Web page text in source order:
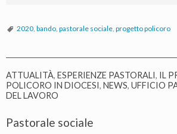
2020 bando pastorale sociale progetto policoro
ATTUALITÀ, ESPERIENZE PASTORALI, IL
POLICORO IN DIOCESI, NEWS, UFFICIO
DEL LAVORO
Pastorale sociale